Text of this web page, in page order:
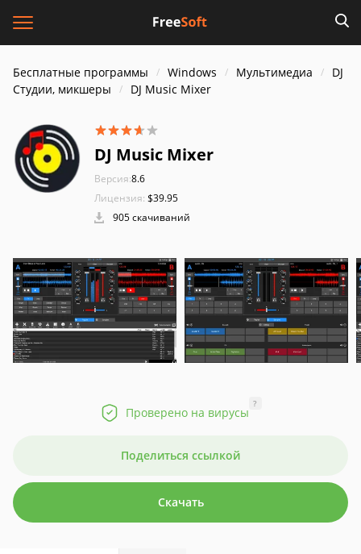
Бесплатные программы Windows Мультимедиа
DJ
Студии, микшеры
DJ Music Mixer
DJ Music Mixer
Версия:8.6
Лицензия: $39.95
905 скачиваний
Проверено на вирусы
?
Поделиться ссылкой
Скачать